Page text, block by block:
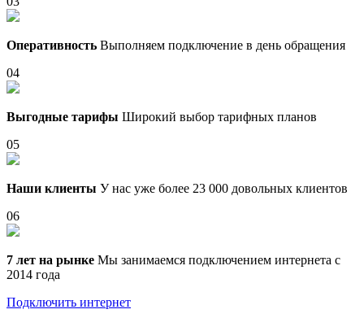
Оперативность Выполняем подключение в день обращения
04
Выгодные тарифы Широкий выбор тарифных планов
05
Наши клиенты У нас уже более 23 000 довольных клиентов
06
7 лет на рынке Мы занимаемся подключением интернета с
2014 года
Подключить интернет